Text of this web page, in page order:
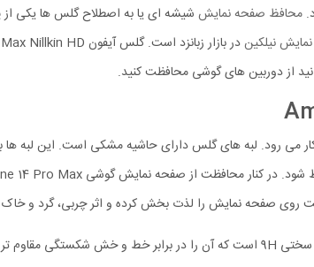
محافظ صفحه نمایش شیشه ای یا به اصطلاح گلس ها یکی از
نیلکین
از دوربین های گوشی محافظت کنید.